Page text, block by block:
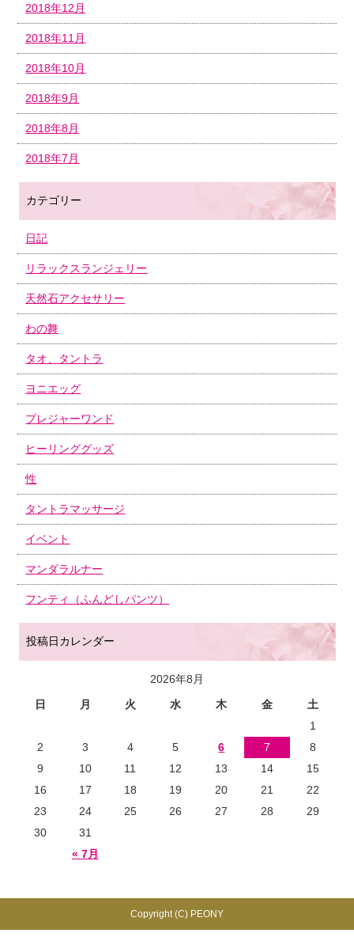
2018年12月
2018年11月
2018年10月
2018年9月
2018年8月
2018年7月
カテゴリー
日記
リラックスランジェリー
天然石アクセサリー
わの舞
タオ、タントラ
ヨニエッグ
プレジャーワンド
ヒーリンググッズ
性
タントラマッサージ
イベント
マンダラルナー
フンティ（ふんどしパンツ）
投稿日カレンダー
2026年8月
日
月 火 水 木 金 土
« 7月
1
2
3 4 5 6 7
8
9
10 11 12 13 14
15
16
17 18 19 20 21
22
23
24 25 26 27 28
29
30
31
Copyright (C) PEONY